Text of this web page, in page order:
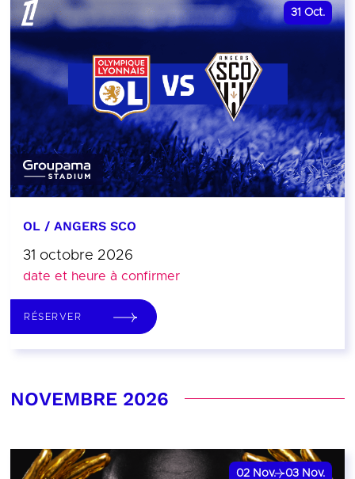
31 Oct.
OL / ANGERS SCO
31 octobre 2026
date et heure à confirmer
RÉSERVER
NOVEMBRE 2026
02 Nov. 03 Nov.